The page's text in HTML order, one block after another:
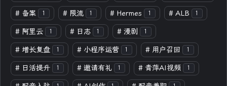
# 备案 1 # 限流 1 # Hermes 1 # ALB 1
# 阿里云 1 # 日志 1 # 漫剧 1
# 增长复盘 1 # 小程序运营 1 # 用户召回 1
# 日活提升 1 # 邀请有礼 1 # 青萍AI视频 1